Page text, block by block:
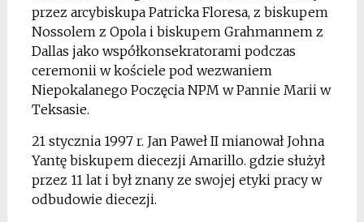
przez arcybiskupa Patricka Floresa, z biskupem
Nossolem z Opola i biskupem Grahmannem z
Dallas jako współkonsekratorami podczas
ceremonii w kościele pod wezwaniem
Niepokalanego Poczęcia NPM w Pannie Marii w
Teksasie.
21 stycznia 1997 r. Jan Paweł II mianował Johna
Yantę biskupem diecezji Amarillo. gdzie służył
przez 11 lat i był znany ze swojej etyki pracy w
odbudowie diecezji.